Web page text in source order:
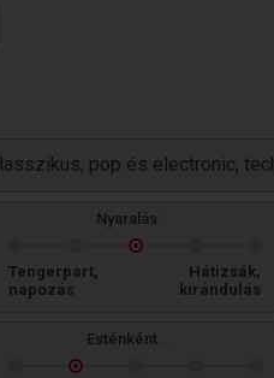
pop és electronic,
Nyaralás:
Tengerpart,
napozás
Hátizsák,
kirándulás
Esténként...